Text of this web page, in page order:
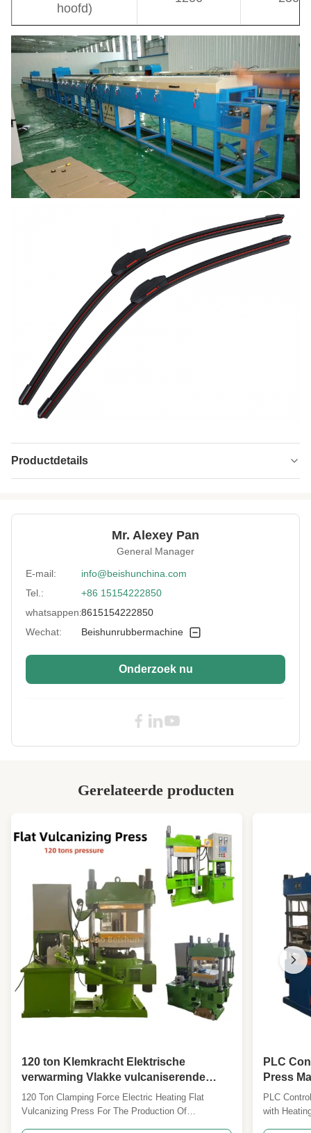
hoofd)
Productdetails
Screw Diameter: 90 mm
andere
Dimension: 2000mm*800mm*1500mm
Control: Automatisch of halfautomatisch
Machinery Test
Voorziening
Koudvoeding
Screw Thread
Twee koppen hetzelfde.
Production:
Local Service
Qingdao China
Schroefdiameter 90 mm rubber extruder
machine
,
Productie van extrudermachines voor het
afwassen van rubber
,
Productie van rubber extruder machines
voor strips
Mr. Alexey Pan
General Manager
E-mail:
info@beishunchina.com
Tel.:
+86 15154222850
whatsappen:8615154222850
Wechat:
Beishunrubbermachine
Onderzoek nu
Gerelateerde producten
120 ton Klemkracht Elektrische
verwarming Vlakke vulcaniserende
pers voor de productie van geleidende
keramische rubberonderdelen
120 Ton Clamping Force Electric Heating Flat
Vulcanizing Press For The Production Of
PLC
Press
Manual
PLC
with